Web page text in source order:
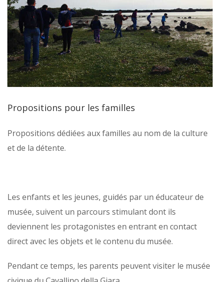
Propositions pour les familles
Propositions dédiées aux familles au nom de la culture
et de la détente.
Les enfants et les jeunes, guidés par un éducateur de
musée, suivent un parcours stimulant dont ils
deviennent les protagonistes en entrant en contact
direct avec les objets et le contenu du musée.
Pendant ce temps, les parents peuvent visiter le musée